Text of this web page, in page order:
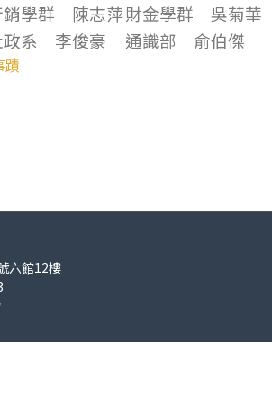
銷學群 陳志萍財金學群 吳菊華
政系 李俊豪 通識部 俞伯傑
蹟
六館12樓